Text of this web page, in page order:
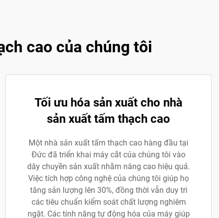
cao của chúng tôi
Tối ưu hóa sản xuất cho nhà
sản xuất tấm thạch cao
Một nhà sản xuất tấm thạch cao hàng đầu tại
Đức đã triển khai máy cắt của chúng tôi vào
dây chuyền sản xuất nhằm nâng cao hiệu quả.
Việc tích hợp công nghệ của chúng tôi giúp họ
tăng sản lượng lên 30%, đồng thời vẫn duy trì
các tiêu chuẩn kiểm soát chất lượng nghiêm
ngặt. Các tính năng tự động hóa của máy giúp